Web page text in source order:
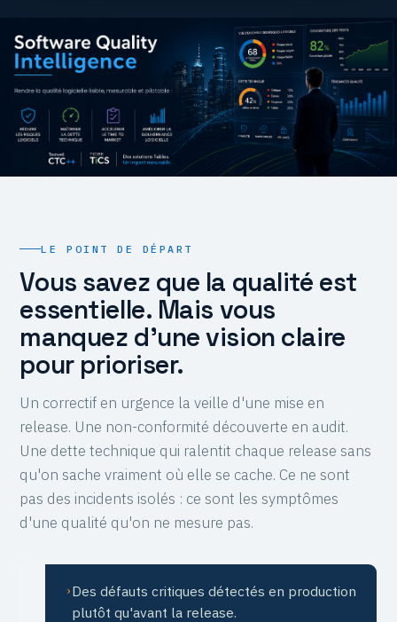
LE POINT DE DÉPART
Vous savez que la qualité est
essentielle. Mais vous
manquez d'une vision claire
pour prioriser.
Un correctif en urgence la veille d'une mise en
release. Une non-conformité découverte en audit.
Une dette technique qui ralentit chaque release sans
qu'on sache vraiment où elle se cache. Ce ne sont
pas des incidents isolés : ce sont les symptômes
d'une qualité qu'on ne mesure pas.
›Des défauts critiques détectés en production
plutôt qu'avant la release.